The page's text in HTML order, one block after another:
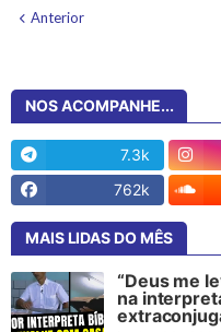
Anterior
NOS ACOMPANHE...
7.3k
762k
MAIS LIDAS DO MÊS
“Deus me
na